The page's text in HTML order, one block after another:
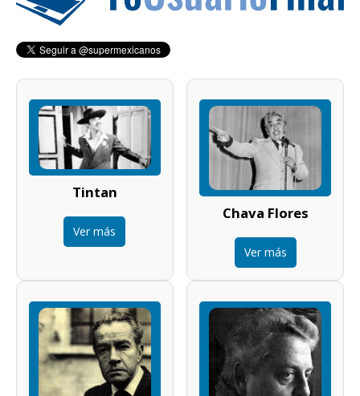
Tintan
Ver más
Chava Flores
Ver más